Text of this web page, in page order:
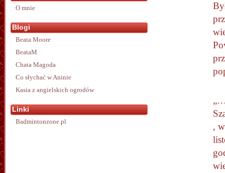
,
O mnie
Blogi
Beata Moore
BeataM
Chata Magoda
Co słychać w Aninie
Kasia z angielskich ogrodów
Linki
Badmintonzone.pl